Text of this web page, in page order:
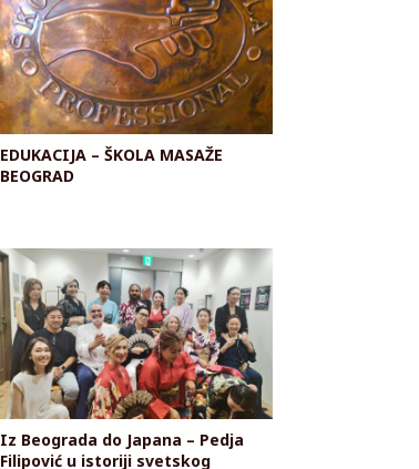
EDUKACIJA – ŠKOLA MASAŽE
BEOGRAD
Iz Beograda do Japana – Pedja
Filipović u istoriji svetskog